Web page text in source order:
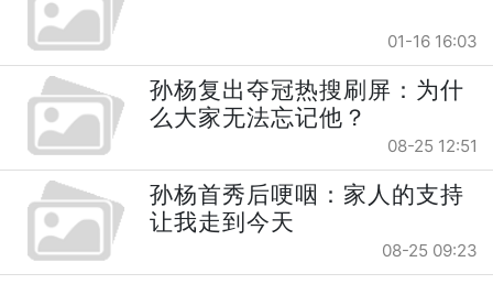
01-16 16:03
孙杨复出夺冠热搜刷屏：为什
么大家无法忘记他？
08-25 12:51
孙杨首秀后哽咽：家人的支持
让我走到今天
08-25 09:23